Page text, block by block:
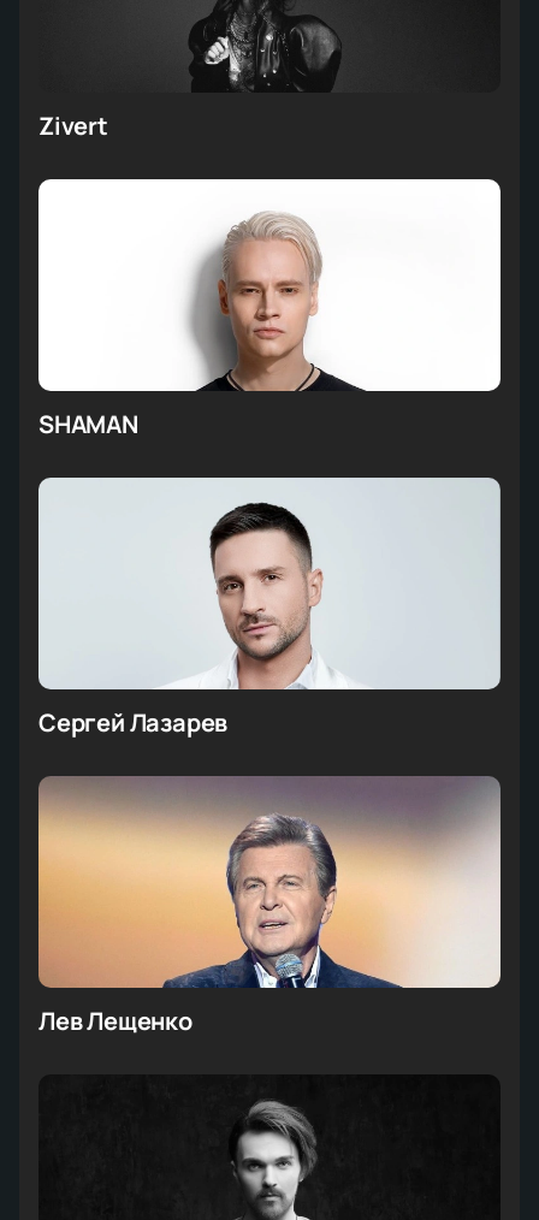
Zivert
SHAMAN
Сергей Лазарев
Лев Лещенко